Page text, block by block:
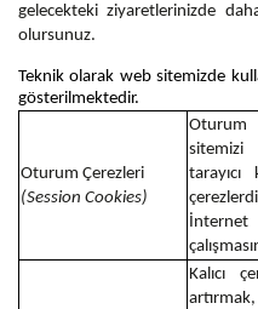
gelecekteki ziyaretlerinizde
olursunuz.
Teknik olarak web sitemizde
gösterilmektedir.
Oturum Çerezleri
(Session Cookies)
Oturum
sitemizi
Kalıcı